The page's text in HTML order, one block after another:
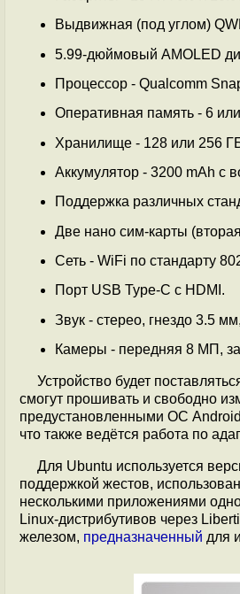
Выдвижная (под углом)
5.99-дюймовый AMOLED
Процессор - Qualcomm
Оперативная память - 6
Хранилище - 128 или 256
Аккумулятор - 3200 mAh с
Поддержка различных
Две нано сим-карты
Сеть - WiFi по стандарту
Порт USB Type-C с HDMI.
Звук - стерео, гнездо 3.5
Камеры - передняя 8 МП,
Устройство будет
смогут прошивать и свободно
предустановленными ОС
что также ведётся работа по
Для Ubuntu используется
поддержкой жестов,
несколькими приложениями
Linux-дистрибутивов через
железом, предназначенный для